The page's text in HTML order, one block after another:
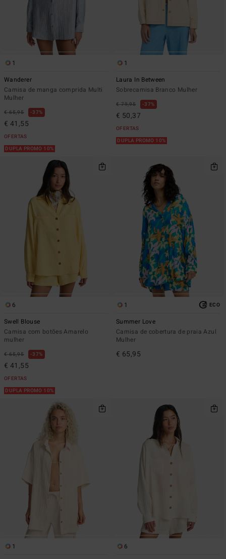
1
Wanderer
Camisa de manga comprida Multi
Mulher
€ 65,95 37%
€ 41,55
OFERTAS
DUPLA PROMO 10%
1
Laura In Between
Sobrecamisa Branco Mulher
€ 79,95 37%
€ 50,37
OFERTAS
DUPLA PROMO 10%
6
Swell Blouse
Camisa com botões Amarelo
mulher
€ 65,95 37%
€ 41,55
OFERTAS
DUPLA PROMO 10%
1 ECO
Summer Love
Camisa de cobertura de praia Azul
Mulher
€ 65,95
1
6